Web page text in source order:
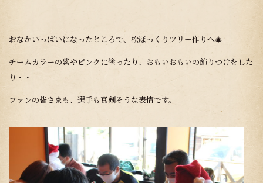
おなかいっぱいになったところで、松ぼっくりツリー作りへ🎄
チームカラーの紫やピンクに塗ったり、おもいおもいの飾りつけをした
り・・
ファンの皆さまも、選手も真剣そうな表情です。